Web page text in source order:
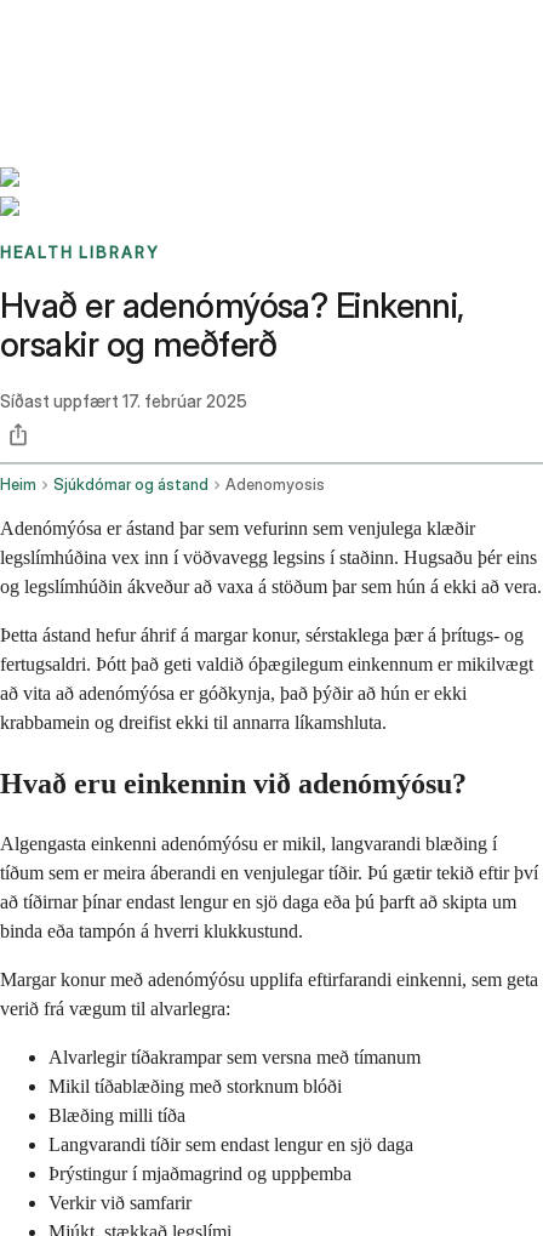
HEALTH LIBRARY
Hvað er adenómýósa? Einkenni,
orsakir og meðferð
Síðast uppfært 17. febrúar 2025
Heim Sjúkdómar og ástand Adenomyosis
Adenómýósa er ástand þar sem vefurinn sem venjulega klæðir
legslímhúðina vex inn í vöðvavegg legsins í staðinn. Hugsaðu þér eins
og legslímhúðin ákveður að vaxa á stöðum þar sem hún á ekki að vera.
Þetta ástand hefur áhrif á margar konur, sérstaklega þær á þrítugs- og
fertugsaldri. Þótt það geti valdið óþægilegum einkennum er mikilvægt
að vita að adenómýósa er góðkynja, það þýðir að hún er ekki
krabbamein og dreifist ekki til annarra líkamshluta.
Hvað eru einkennin við adenómýósu?
Algengasta einkenni adenómýósu er mikil, langvarandi blæðing í
tíðum sem er meira áberandi en venjulegar tíðir. Þú gætir tekið eftir því
að tíðirnar þínar endast lengur en sjö daga eða þú þarft að skipta um
binda eða tampón á hverri klukkustund.
Margar konur með adenómýósu upplifa eftirfarandi einkenni, sem geta
verið frá vægum til alvarlegra:
Alvarlegir tíðakrampar sem versna með tímanum
Mikil tíðablæðing með storknum blóði
Blæðing milli tíða
Langvarandi tíðir sem endast lengur en sjö daga
Þrýstingur í mjaðmagrind og uppþemba
Verkir við samfarir
Mjúkt, stækkað legslími